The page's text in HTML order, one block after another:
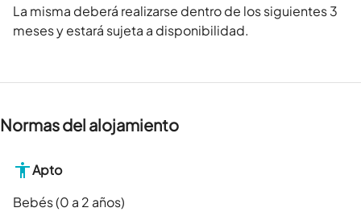
La misma deberá realizarse dentro de los siguientes 3
meses y estará sujeta a disponibilidad.
Normas del alojamiento
Apto
Bebés (0 a 2 años)